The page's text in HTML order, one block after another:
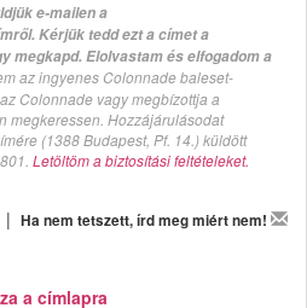
e-mailen a
Kérjük tedd ezt a címet a
megkapd. Elolvastam és elfogadom a
az ingyenes Colonnade baleset-
Colonnade vagy megbízottja a
megkeressen. Hozzájárulásodat
(1388 Budapest, Pf. 14.) küldött
Letöltöm a biztosítási feltételeket.
| Ha nem tetszett, írd meg miért nem!
a címlapra